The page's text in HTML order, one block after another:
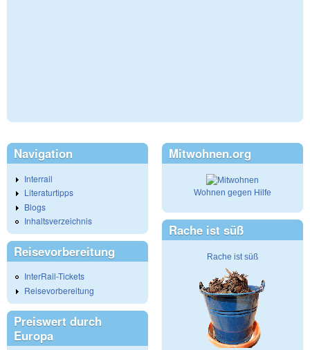
Navigation
Interrail
Literaturtipps
Blogs
Inhaltsverzeichnis
Reisevorbereitung
InterRail-Tickets
Reisevorbereitung
Preiswert durch
Europa
Mitwohnen.org
Wohnen gegen Hilfe
Rache ist süß
Rache ist süß